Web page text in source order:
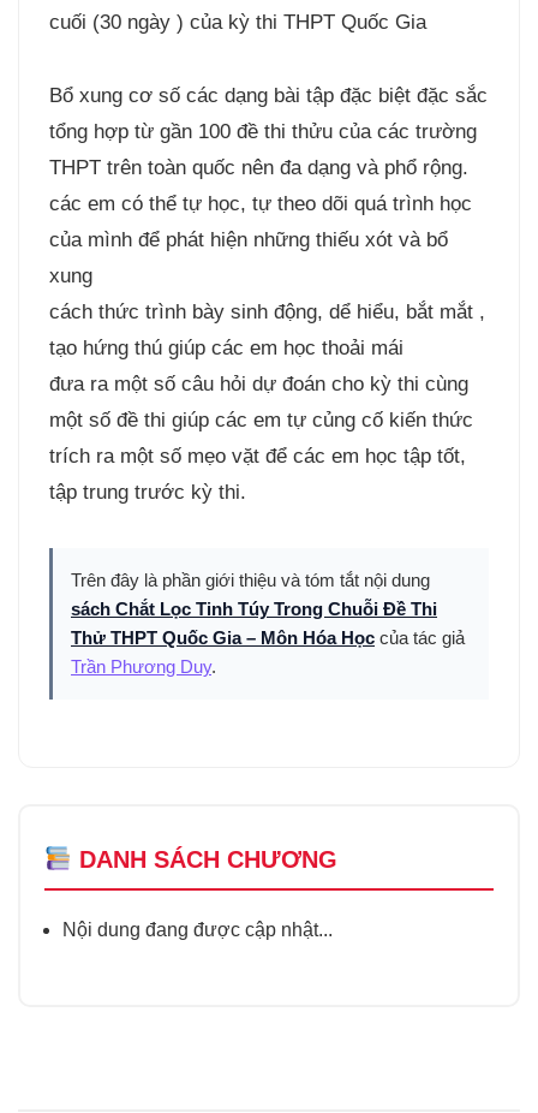
cuối (30 ngày ) của kỳ thi THPT Quốc Gia
Bổ xung cơ số các dạng bài tập đặc biệt đặc sắc
tổng hợp từ gần 100 đề thi thửu của các trường
THPT trên toàn quốc nên đa dạng và phổ rộng.
các em có thể tự học, tự theo dõi quá trình học
của mình để phát hiện những thiếu xót và bổ
xung
cách thức trình bày sinh động, dể hiểu, bắt mắt ,
tạo hứng thú giúp các em học thoải mái
đưa ra một số câu hỏi dự đoán cho kỳ thi cùng
một số đề thi giúp các em tự củng cố kiến thức
trích ra một số mẹo vặt để các em học tập tốt,
tập trung trước kỳ thi.
Trên đây là phần giới thiệu và tóm tắt nội dung
sách Chắt Lọc Tinh Túy Trong Chuỗi Đề Thi
Thử THPT Quốc Gia – Môn Hóa Học của tác giả
Trần Phương Duy.
DANH SÁCH CHƯƠNG
Nội dung đang được cập nhật...